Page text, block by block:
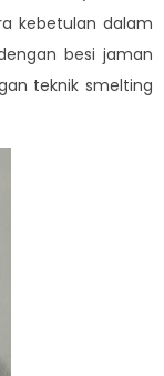
kebetulan dalam
besi jaman
teknik smelting